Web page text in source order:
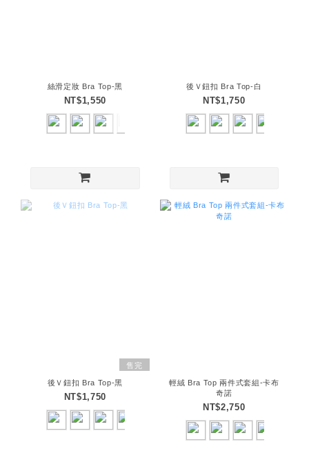
絲滑定妝 Bra Top-黑
NT$1,550
後Ｖ鈕扣 Bra Top-白
NT$1,750
售完
後Ｖ鈕扣 Bra Top-黑
NT$1,750
輕絨 Bra Top 兩件式套組-卡布
奇諾
NT$2,750